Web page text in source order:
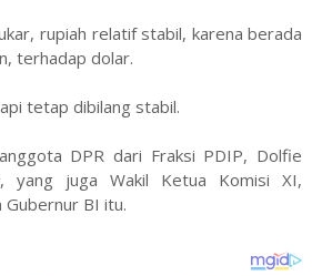
rupiah relatif stabil, karena berada
terhadap dolar.
tetap dibilang stabil.
DPR dari Fraksi PDIP, Dolfie
yang juga Wakil Ketua Komisi XI,
BI itu.